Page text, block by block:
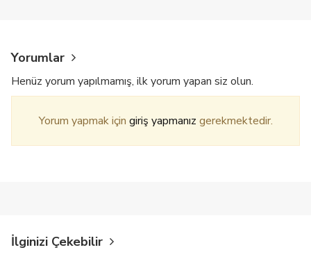
Yorumlar
Henüz yorum yapılmamış, ilk yorum yapan siz olun.
Yorum yapmak için giriş yapmanız gerekmektedir.
İlginizi Çekebilir